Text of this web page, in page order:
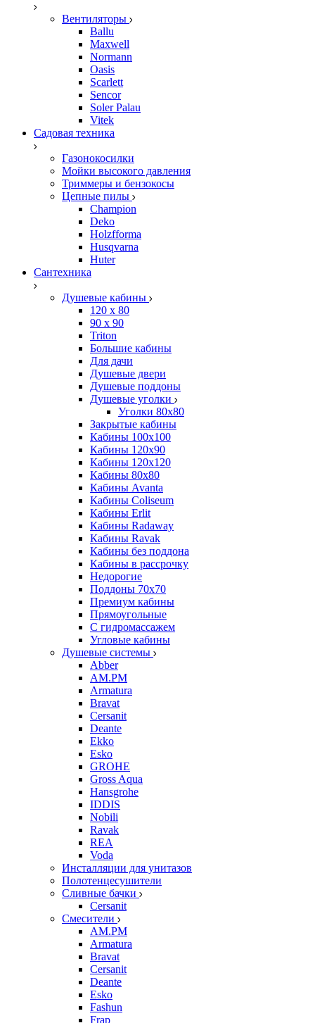
Вентиляторы
Ballu
Maxwell
Normann
Oasis
Scarlett
Sencor
Soler Palau
Vitek
Садовая техника
Газонокосилки
Мойки высокого давления
Триммеры и бензокосы
Цепные пилы
Champion
Deko
Holzfforma
Husqvarna
Huter
Сантехника
Душевые кабины
120 x 80
90 х 90
Triton
Большие кабины
Для дачи
Душевые двери
Душевые поддоны
Душевые уголки
Уголки 80х80
Закрытые кабины
Кабины 100x100
Кабины 120x90
Кабины 120х120
Кабины 80х80
Кабины Avanta
Кабины Coliseum
Кабины Erlit
Кабины Radaway
Кабины Ravak
Кабины без поддона
Кабины в рассрочку
Недорогие
Поддоны 70x70
Премиум кабины
Прямоугольные
С гидромассажем
Угловые кабины
Душевые системы
Abber
AM.PM
Armatura
Bravat
Cersanit
Deante
Ekko
Esko
GROHE
Gross Aqua
Hansgrohe
IDDIS
Nobili
Ravak
REA
Voda
Инсталляции для унитазов
Полотенцесушители
Сливные бачки
Cersanit
Смесители
AM.PM
Armatura
Bravat
Cersanit
Deante
Esko
Fashun
Frap